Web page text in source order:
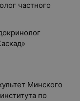
частного
Минского
по